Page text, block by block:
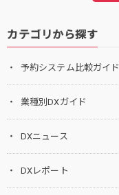
カテゴリから探す
予約システム比較ガイド
業種別DXガイド
DXニュース
DXレポート